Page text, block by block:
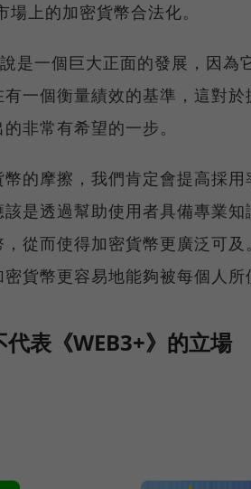
上的加密貨幣合法化。
是一個巨大正面的發展，因為
一個衡量績效的基準，這對
非常有希望的一步。
的摩擦，我們肯定會提高採
是透過幫助使用者具備專業
從而使得加密貨幣更廣泛可及
貨幣更容易地能夠被每個人所
表《WEB3+》的立場